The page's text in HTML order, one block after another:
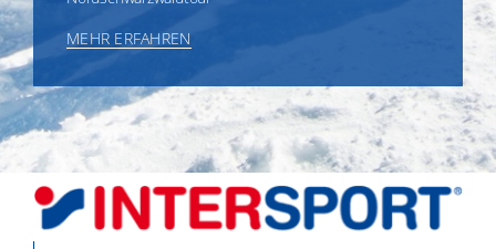
MEHR ERFAHREN